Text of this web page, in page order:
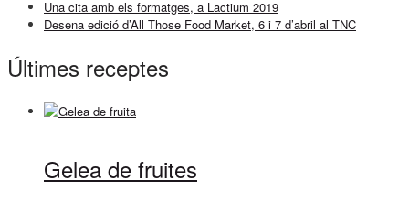
Una cita amb els formatges, a Lactium 2019
Desena edició d’All Those Food Market, 6 i 7 d’abril al TNC
Últimes receptes
Gelea de fruites